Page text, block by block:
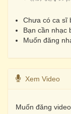
Chưa có ca sĩ
Bạn cần nhạc
Muốn đăng
Xem Video
Muốn đăng